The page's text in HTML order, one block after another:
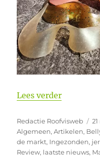
Lees verder“House
Auteur
Redactie Roofvisweb
op
Algemeen,Artikelen,
de markt, Ingezonden,
Review, laatste nieuws,